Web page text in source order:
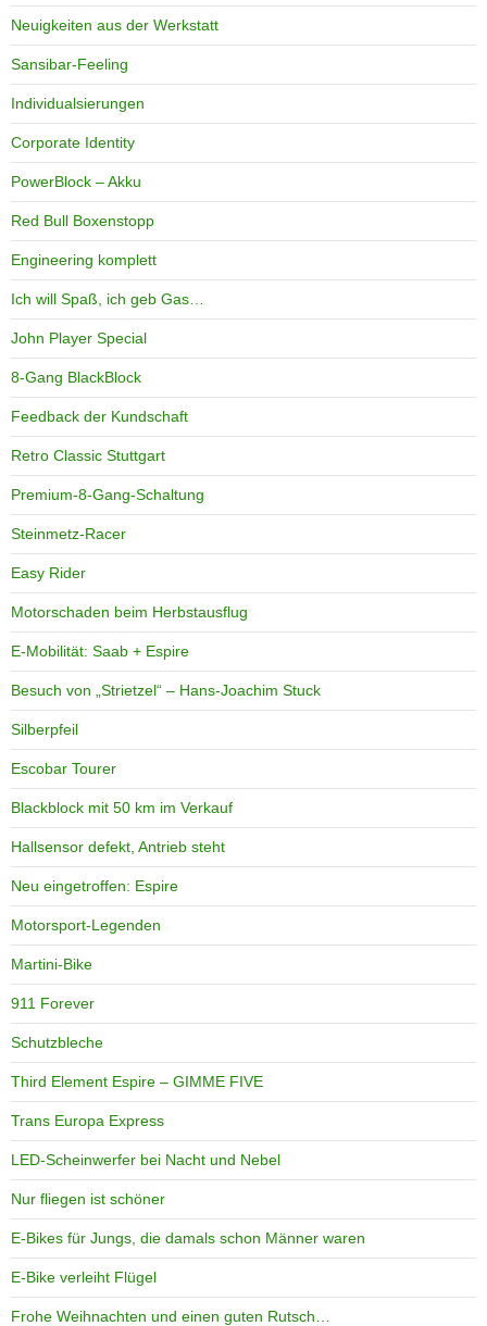
Neuigkeiten aus der Werkstatt
Sansibar-Feeling
Individualsierungen
Corporate Identity
PowerBlock – Akku
Red Bull Boxenstopp
Engineering komplett
Ich will Spaß, ich geb Gas…
John Player Special
8-Gang BlackBlock
Feedback der Kundschaft
Retro Classic Stuttgart
Premium-8-Gang-Schaltung
Steinmetz-Racer
Easy Rider
Motorschaden beim Herbstausflug
E-Mobilität: Saab + Espire
Besuch von „Strietzel“ – Hans-Joachim Stuck
Silberpfeil
Escobar Tourer
Blackblock mit 50 km im Verkauf
Hallsensor defekt, Antrieb steht
Neu eingetroffen: Espire
Motorsport-Legenden
Martini-Bike
911 Forever
Schutzbleche
Third Element Espire – GIMME FIVE
Trans Europa Express
LED-Scheinwerfer bei Nacht und Nebel
Nur fliegen ist schöner
E-Bikes für Jungs, die damals schon Männer waren
E-Bike verleiht Flügel
Frohe Weihnachten und einen guten Rutsch…